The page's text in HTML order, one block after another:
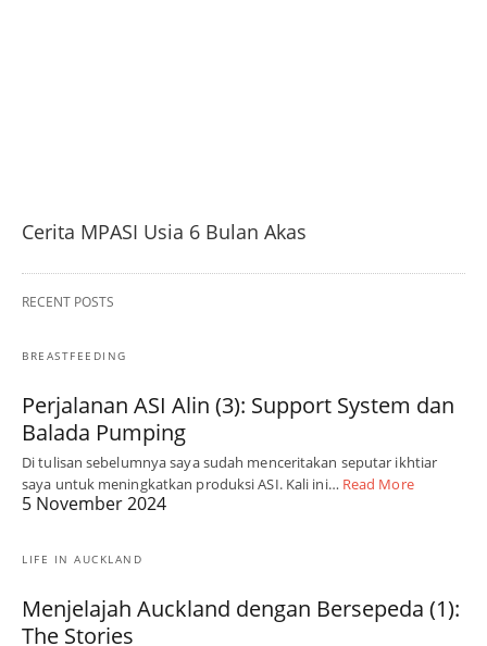
Cerita MPASI Usia 6 Bulan Akas
RECENT POSTS
BREASTFEEDING
Perjalanan ASI Alin (3): Support System dan
Balada Pumping
Di tulisan sebelumnya saya sudah menceritakan seputar ikhtiar
saya untuk meningkatkan produksi ASI. Kali ini… Read More
5 November 2024
LIFE IN AUCKLAND
Menjelajah Auckland dengan Bersepeda (1):
The Stories